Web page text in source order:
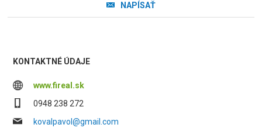
NAPÍSAŤ
KONTAKTNÉ ÚDAJE
www.fireal.sk
0948 238 272
kovalpavol@gmail.com